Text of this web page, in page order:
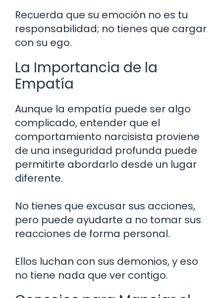
Recuerda que su emoción no es tu
responsabilidad; no tienes que cargar
con su ego.
La Importancia de la
Empatía
Aunque la empatía puede ser algo
complicado, entender que el
comportamiento narcisista proviene
de una inseguridad profunda puede
permitirte abordarlo desde un lugar
diferente.
No tienes que excusar sus acciones,
pero puede ayudarte a no tomar sus
reacciones de forma personal.
Ellos luchan con sus demonios, y eso
no tiene nada que ver contigo.